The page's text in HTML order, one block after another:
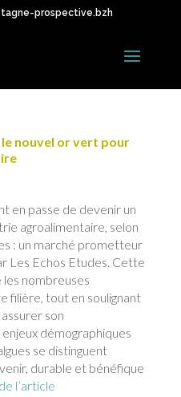
prospective.bzh
le nouvel or vert pour
en passe de devenir un
agroalimentaire, selon
: un marché prometteur
Les Echos Etudes. Cette
nombreuses
filière, tout en soulignant
son
démographiques
se distinguent
durable et bénéfique
l’article